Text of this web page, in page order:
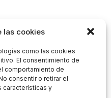
las cookies
como las cookies
El consentimiento de
comportamiento de
consentir o retirar el
características y